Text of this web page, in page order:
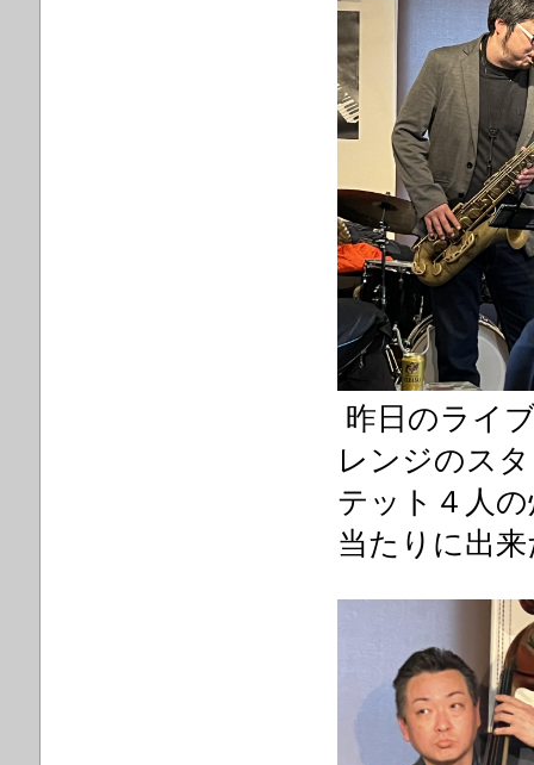
昨日のライ
レンジのス
テット４人
当たりに出